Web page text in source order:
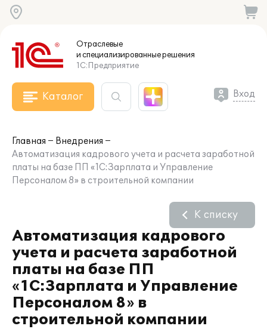
Отраслевые
и специализированныерешения
1С:Предприятие
Каталог Вход
Главная
Внедрения
Автоматизация кадрового учета и расчета заработной
платы на базе ПП «1С:Зарплата и Управление
Персоналом 8» в строительной компании
Автоматизация кадрового
учета и расчета заработной
платы на базе ПП
«1С:Зарплата и Управление
Персоналом 8» в
строительной компании
К списку